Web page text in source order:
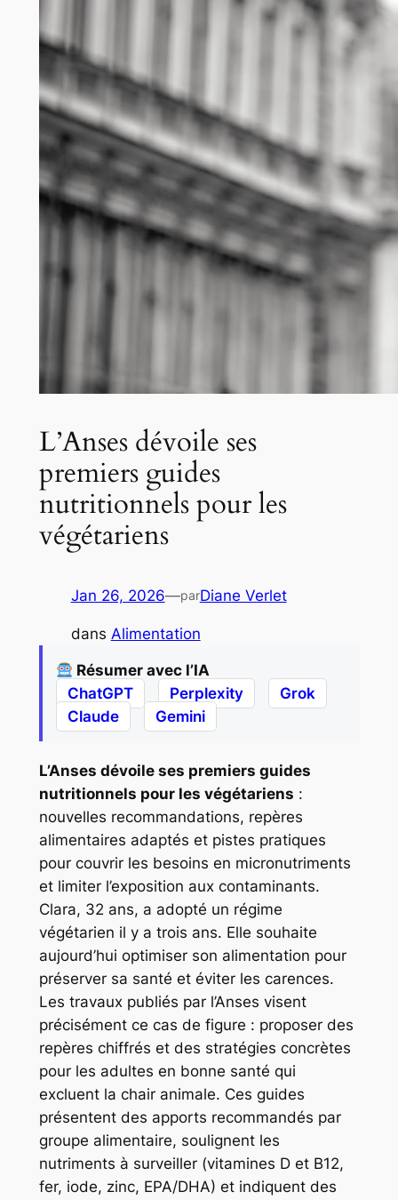
L’Anses dévoile ses
premiers guides
nutritionnels pour les
végétariens
Jan 26, 2026—parDiane Verlet
dans Alimentation
Résumer avec l’IA
ChatGPT
Perplexity
Grok
Claude
Gemini
L’Anses dévoile ses premiers guides
nutritionnels pour les végétariens :
nouvelles recommandations, repères
alimentaires adaptés et pistes pratiques
pour couvrir les besoins en micronutriments
et limiter l’exposition aux contaminants.
Clara, 32 ans, a adopté un régime
végétarien il y a trois ans. Elle souhaite
aujourd’hui optimiser son alimentation pour
préserver sa santé et éviter les carences.
Les travaux publiés par l’Anses visent
précisément ce cas de figure : proposer des
repères chiffrés et des stratégies concrètes
pour les adultes en bonne santé qui
excluent la chair animale. Ces guides
présentent des apports recommandés par
groupe alimentaire, soulignent les
nutriments à surveiller (vitamines D et B12,
fer, iode, zinc, EPA/DHA) et indiquent des